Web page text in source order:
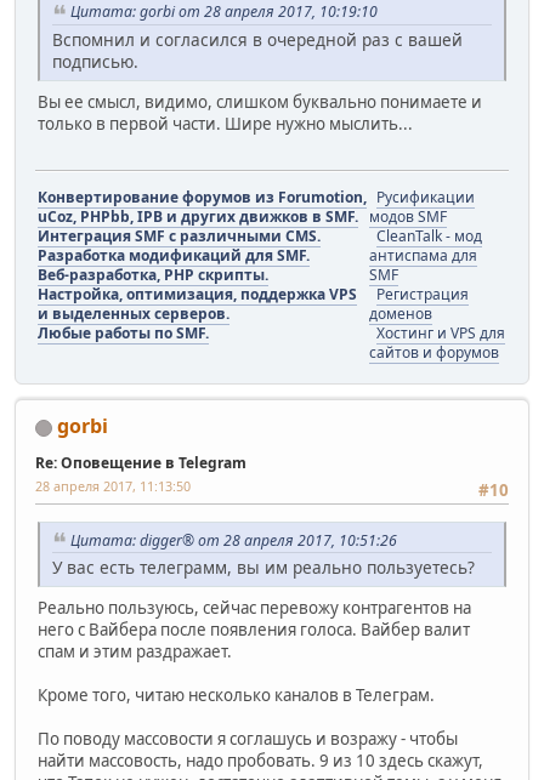
Цитата: gorbi от 28 апреля 2017, 10:19:10
Вспомнил и согласился в очередной раз с вашей
подписью.
Вы ее смысл, видимо, слишком буквально понимаете и
только в первой части. Шире нужно мыслить...
Конвертирование форумов из Forumotion,
uCoz, PHPbb, IPB и других движков в SMF.
Интеграция SMF с различными CMS.
Разработка модификаций для SMF.
Веб-разработка, PHP скрипты.
Настройка, оптимизация, поддержка VPS
и выделенных серверов.
Любые работы по SMF.
Русификации
модов SMF
CleanTalk - мод
антиспама для
SMF
Регистрация
доменов
Хостинг и VPS для
сайтов и форумов
gorbi
Re: Оповещение в Telegram
#10
28 апреля 2017, 11:13:50
Цитата: digger® от 28 апреля 2017, 10:51:26
У вас есть телеграмм, вы им реально пользуетесь?
Реально пользуюсь, сейчас перевожу контрагентов на
него с Вайбера после появления голоса. Вайбер валит
спам и этим раздражает.
Кроме того, читаю несколько каналов в Телеграм.
По поводу массовости я соглашусь и возражу - чтобы
найти массовость, надо пробовать. 9 из 10 здесь скажут,